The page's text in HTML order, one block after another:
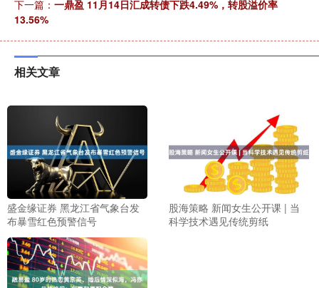
下一篇： 一鼎盈 11月14日汇成转债下跌4.49%，转股溢价率
13.56%
相关文章
盛金缘证券 黑龙江省气象台发
布暴雪红色预警信号
股海策略 新闻女生公开课 | 当
科学技术遇见传统剪纸